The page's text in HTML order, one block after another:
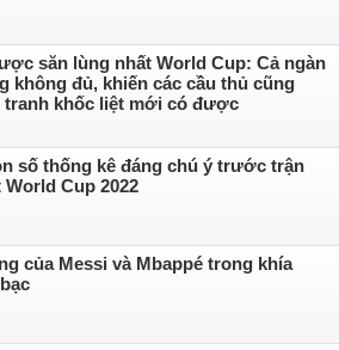
săn lùng nhất World Cup: Cả ngàn
không đủ, khiến các cầu thủ cũng
tranh khốc liệt mới có được
số thống kê đáng chú ý trước trận
Cup 2022
của Messi và Mbappé trong khía